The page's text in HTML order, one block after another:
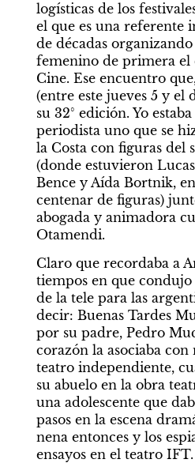
logísticas de los
el que es una referente
de décadas
femenino de primera
Cine. Ese encuentro
(entre este jueves 5 y el
su 32° edición. Yo
periodista uno que se
la Costa con figuras del
(donde estuvieron
Bence y Aída Bortnik,
centenar de figuras)
abogada y animadora
Otamendi.
Claro que recordaba a
tiempos en que
de la tele para las
decir: Buenas Tardes
por su padre, Pedro
corazón la asociaba
teatro independiente,
su abuelo en la obra
una adolescente que
pasos en la escena
nena entonces y los
ensayos en el teatro